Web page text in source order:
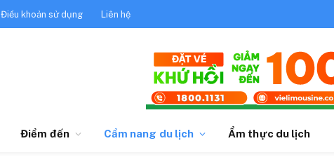
Điều khoản sử dụng Liên hệ
Điểm đến Cẩm nang du lịch Ẩm thực du lịch